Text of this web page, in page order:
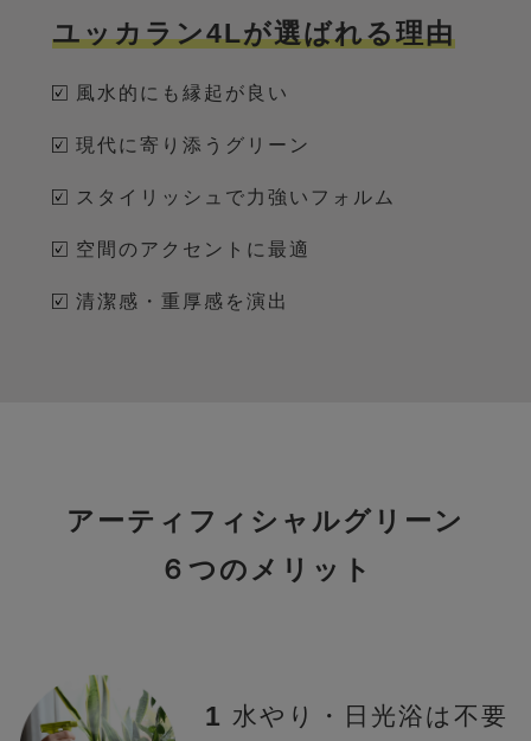
ユッカラン4Lが選ばれる理由
風水的にも縁起が良い
現代に寄り添うグリーン
スタイリッシュで力強いフォルム
空間のアクセントに最適
清潔感・重厚感を演出
アーティフィシャルグリーン
６つのメリット
1 水やり・日光浴は不要